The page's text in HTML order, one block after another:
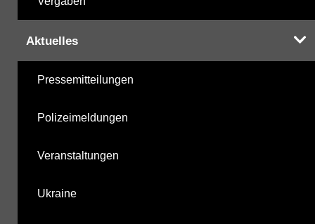
Aktuelles
Pressemitteilungen
Polizeimeldungen
Veranstaltungen
Ukraine